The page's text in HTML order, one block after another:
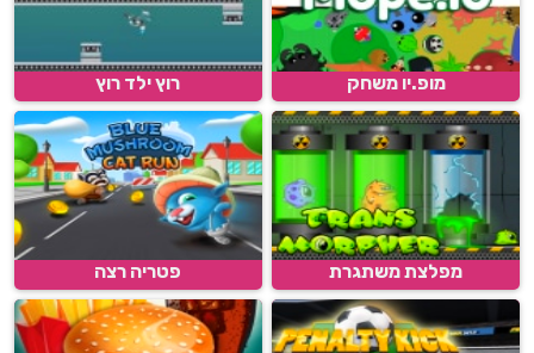
מופ.יו משחק רוץ ילד רוץ
מפלצת משתגרת פטריה רצה